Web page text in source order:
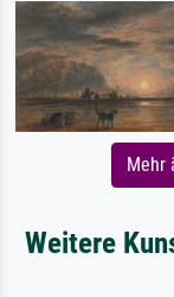
Mehr
Weitere